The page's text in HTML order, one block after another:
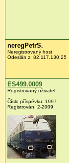
neregPetrS.
Neregistrovaný host
Odeslán z: 82.117.130.25
ES499.0009
Registrovaný uživatel
Číslo příspěvku: 1997
Registrován: 2-2009